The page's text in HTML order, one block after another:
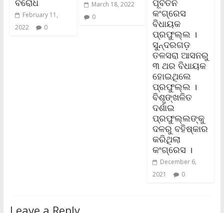
ବିରୋଧ
February 11,
2022
0
March 18, 2022
0
ପୂର୍ବତନ
କଂଗ୍ରେସ
ବିଧାୟକ
ପ୍ରଫୁଲ୍ଲ ।
ସୁନ୍ଦରଗଡ଼
ତଳସରା ଆସନରୁ
୩ ଥର ବିଧାୟକ
ହୋଇଥିଲେ
ପ୍ରଫୁଲ୍ଲ ।
ବିଶୃଙ୍ଖଳିତ
ଦର୍ଶାଇ
ପ୍ରଫୁଲ୍ଲଙ୍କୁ
ଦଳରୁ ବହିଷ୍କାର
କରିଥିଲା
କଂଗ୍ରେସ ।
December 6,
2021
0